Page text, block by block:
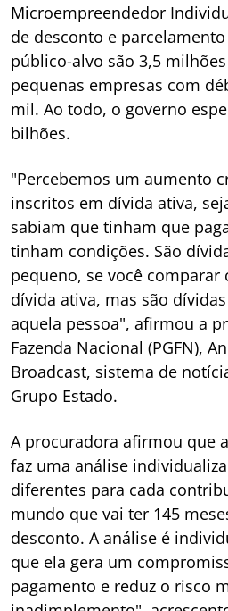
Microempreendedor
de desconto e
público-alvo são 3,5
pequenas empresas com
mil. Ao todo, o governo
bilhões.
"Percebemos um aumento
inscritos em dívida ativa,
sabiam que tinham que
tinham condições. São
pequeno, se você comparar
dívida ativa, mas são
aquela pessoa", afirmou a
Fazenda Nacional (PGFN),
Broadcast, sistema de
Grupo Estado.
A procuradora afirmou que
faz uma análise
diferentes para cada
mundo que vai ter 145
desconto. A análise é
que ela gera um
pagamento e reduz o risco